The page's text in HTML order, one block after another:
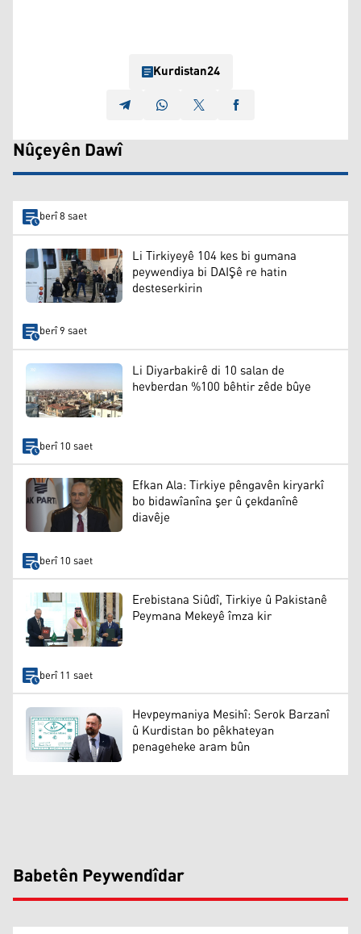
Kurdistan24
Nûçeyên Dawî
berî 8 saet
Li Tirkiyeyê 104 kes bi gumana
peywendiya bi DAIŞê re hatin
desteserkirin
berî 9 saet
Li Diyarbakirê di 10 salan de
hevberdan %100 bêhtir zêde bûye
berî 10 saet
Efkan Ala: Tirkiye pêngavên kiryarkî
bo bidawîanîna şer û çekdanînê
diavêje
berî 10 saet
Erebistana Siûdî, Tirkiye û Pakistanê
Peymana Mekeyê îmza kir
berî 11 saet
Hevpeymaniya Mesihî: Serok Barzanî
û Kurdistan bo pêkhateyan
penageheke aram bûn
Babetên Peywendîdar